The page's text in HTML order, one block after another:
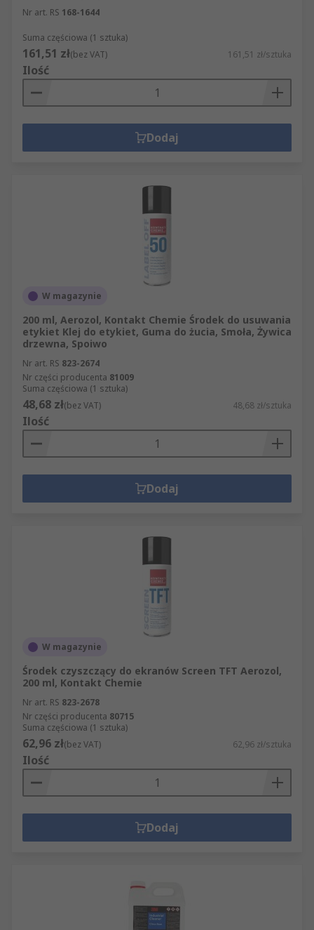
Nr art. RS 168-1644
Suma częściowa (1 sztuka)
161,51 zł(bez VAT) 161,51 zł/sztuka
Ilość
Dodaj
W magazynie
200 ml, Aerozol, Kontakt Chemie Środek do usuwania
etykiet Klej do etykiet, Guma do żucia, Smoła, Żywica
drzewna, Spoiwo
Nr art. RS 823-2674
Nr części producenta 81009
Suma częściowa (1 sztuka)
48,68 zł(bez VAT) 48,68 zł/sztuka
Ilość
Dodaj
W magazynie
Środek czyszczący do ekranów Screen TFT Aerozol,
200 ml, Kontakt Chemie
Nr art. RS 823-2678
Nr części producenta 80715
Suma częściowa (1 sztuka)
62,96 zł(bez VAT) 62,96 zł/sztuka
Ilość
Dodaj